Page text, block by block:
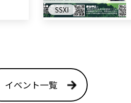
SSXI
イベント一覧